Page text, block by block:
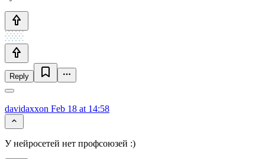
Reply
davidaxxon Feb 18 at 14:58
У нейросетей нет профсоюзей :)